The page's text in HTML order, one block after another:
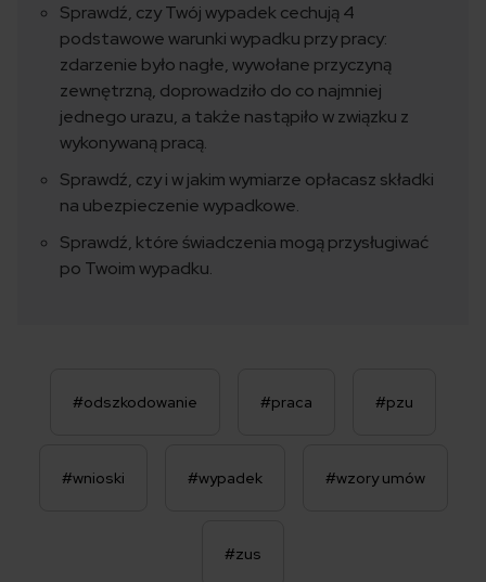
Sprawdź, czy Twój wypadek cechują 4
podstawowe warunki wypadku przy pracy:
zdarzenie było nagłe, wywołane przyczyną
zewnętrzną, doprowadziło do co najmniej
jednego urazu, a także nastąpiło w związku z
wykonywaną pracą.
Sprawdź, czy i w jakim wymiarze opłacasz składki
na ubezpieczenie wypadkowe.
Sprawdź, które świadczenia mogą przysługiwać
po Twoim wypadku.
#odszkodowanie #praca #pzu
#wnioski #wypadek #wzory umów
#zus